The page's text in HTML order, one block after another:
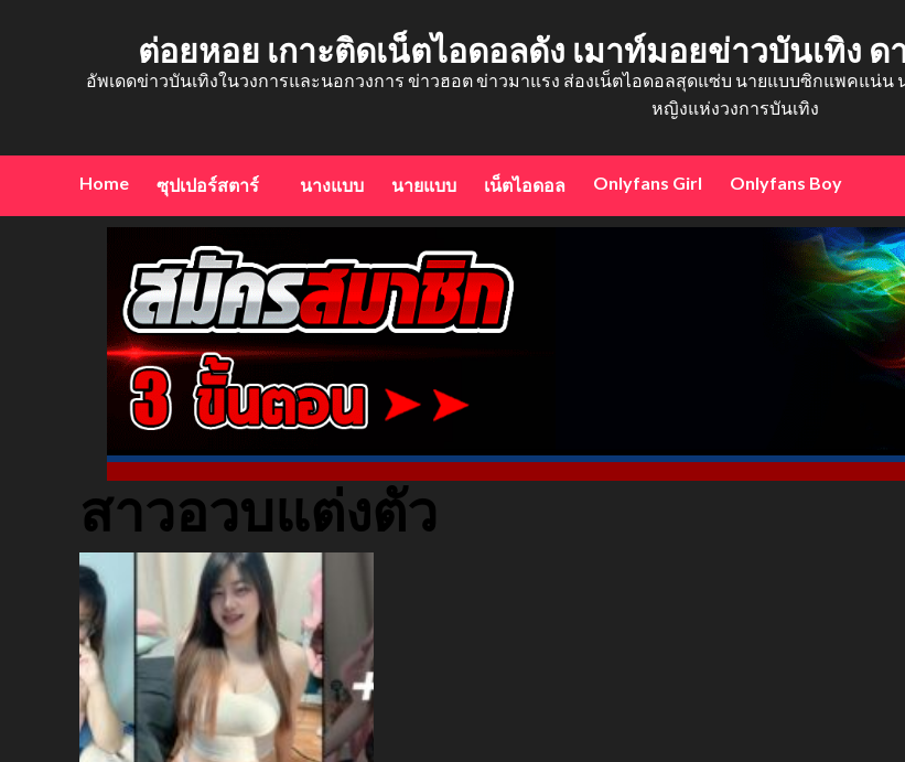
ต่อยหอย เกาะติดเน็ตไอดอลดัง เมาท์มอยข่าวบันเทิง
อัพเดดข่าวบันเทิงในวงการและนอกวงการ ข่าวฮอต ข่าวมาแรง ส่องเน็ตไอดอลสุดแซ่บ นายแบบซิกแพคแน่น
หญิงแห่งวงการบันเทิง
Home ซุปเปอร์สตาร์ นางแบบ นายแบบ เน็ตไอดอล Onlyfans Girl Onlyfans Boy
สาวอวบแต่งตัว